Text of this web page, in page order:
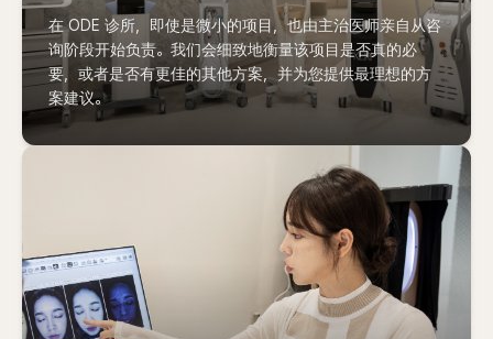
在 ODE 诊所，即使是微小的项目，也由主治医师亲自从咨
询阶段开始负责。我们会细致地衡量该项目是否真的必
要，或者是否有更佳的其他方案，并为您提供最理想的方
案建议。